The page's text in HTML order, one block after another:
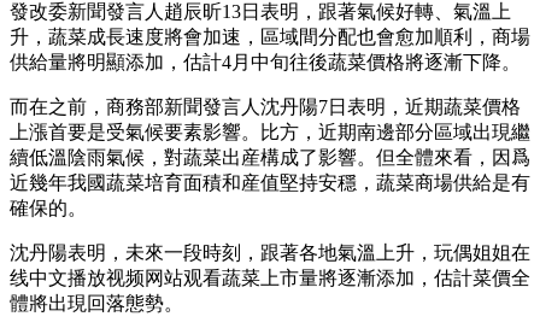
發改委新聞發言人趙辰昕13日表明，跟著氣候好轉、氣溫上
升，蔬菜成長速度將會加速，區域間分配也會愈加順利，商場
供給量將明顯添加，估計4月中旬往後蔬菜價格將逐漸下降。
而在之前，商務部新聞發言人沈丹陽7日表明，近期蔬菜價格
上漲首要是受氣候要素影響。比方，近期南邊部分區域出現繼
續低溫陰雨氣候，對蔬菜出産構成了影響。但全體來看，因爲
近幾年我國蔬菜培育面積和産值堅持安穩，蔬菜商場供給是有
確保的。
沈丹陽表明，未來一段時刻，跟著各地氣溫上升，玩偶姐姐在
线中文播放视频网站观看蔬菜上市量將逐漸添加，估計菜價全
體將出現回落態勢。